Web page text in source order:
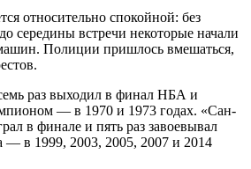
относительно спокойной: без
середины встречи некоторые начали
Полиции пришлось вмешаться,
раз выходил в финал НБА и
— в 1970 и 1973 годах. «Сан-
в финале и пять раз завоевывал
— в 1999, 2003, 2005, 2007 и 2014